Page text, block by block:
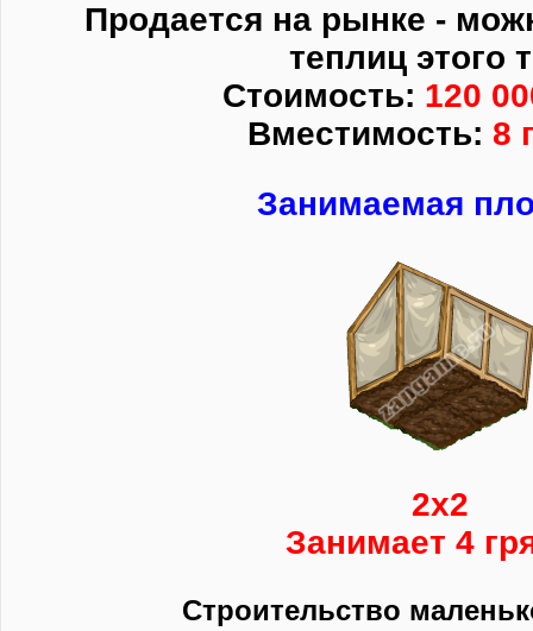
Продается на рынке -
теплиц этого
Стоимость: 120
Вместимость: 8
Занимаемая
2х2
Занимает 4
Строительство